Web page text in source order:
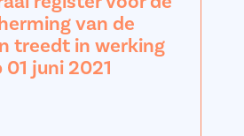
van de
treedt in werking
01 juni 2021